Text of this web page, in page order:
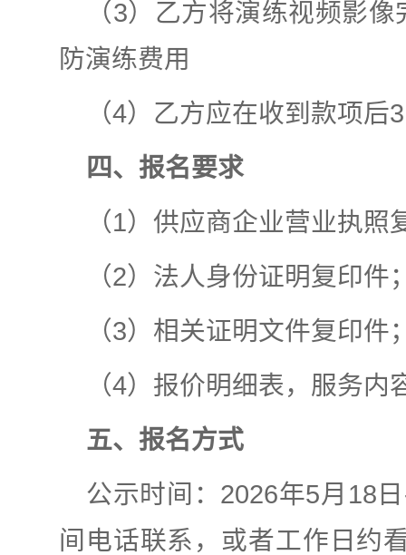
（3）乙方将演练视频影
防演练费用
（4）乙方应在收到款项
四、报名要求
（1）供应商企业营业执照
（2）法人身份证明复印件
（3）相关证明文件复印件
（4）报价明细表，服务
五、报名方式
公示时间：2026年5月18
间电话联系，或者工作日约